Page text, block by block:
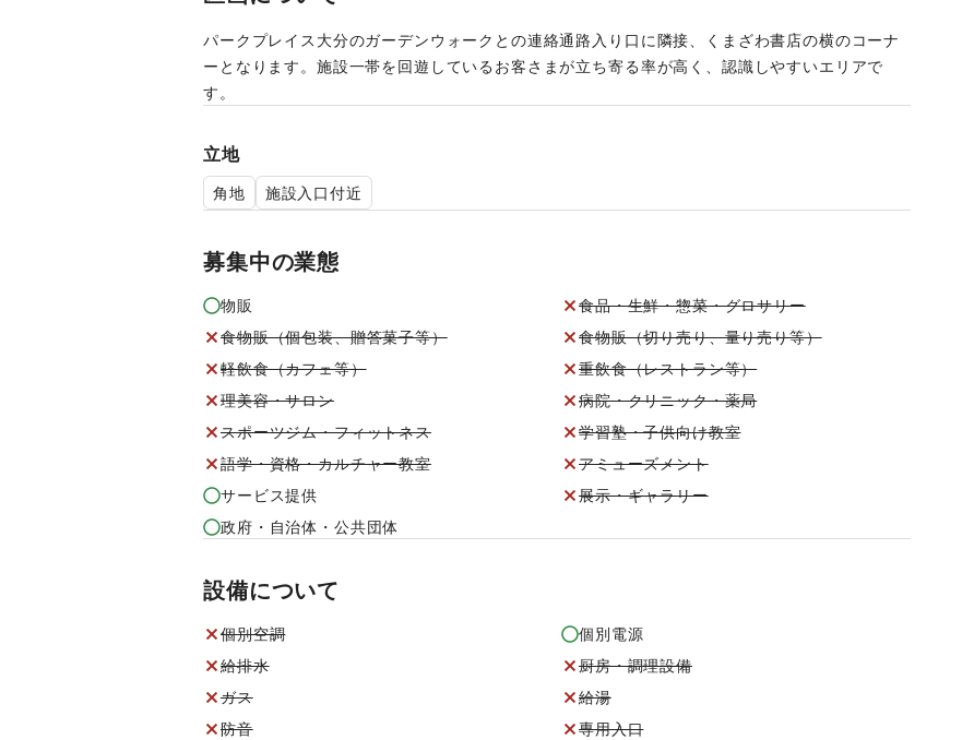
パークプレイス大分のガーデンウォークとの連絡通路入り口に隣接、くまざわ書店の横のコーナ
ーとなります。施設一帯を回遊しているお客さまが立ち寄る率が高く、認識しやすいエリアで
す。
立地
角地 施設入口付近
募集中の業態
物販
食品・生鮮・惣菜・グロサリー
食物販（個包装、贈答菓子等）
食物販（切り売り、量り売り等）
軽飲食（カフェ等）
重飲食（レストラン等）
理美容・サロン
病院・クリニック・薬局
スポーツジム・フィットネス
学習塾・子供向け教室
語学・資格・カルチャー教室
アミューズメント
サービス提供
展示・ギャラリー
政府・自治体・公共団体
設備について
個別空調
個別電源
給排水
厨房・調理設備
ガス
給湯
防音
専用入口